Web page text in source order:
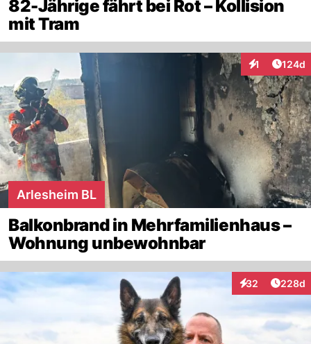
82-Jährige fährt bei Rot – Kollision
mit Tram
1
Interaktionen
124d
Arlesheim BL
Balkonbrand in Mehrfamilienhaus –
Wohnung unbewohnbar
32
Interaktionen
228d